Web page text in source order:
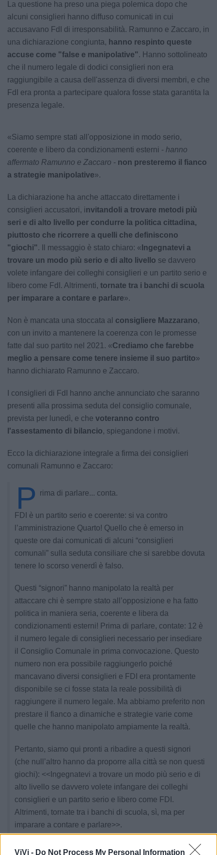
ViVi - Do Not Process My Personal Information
La questione ha preso una piega polemica dopo che
alcuni consiglieri hanno diffuso comunicati in cui
accusavano FdI di irresponsabilità. Ramunno e Zaccaro, in
una dichiarazione congiunta, hanno respinto queste
accuse come "false e manipolative". Hanno sottolineato
che il numero legale di dodici consiglieri non era
raggiungibile a causa dell'assenza di diversi membri, e che
FdI era pronta a partecipare qualora fosse stata garantita la
presenza legale.
«Siamo sempre stati all'opposizione in modo serio,
coerente e libero da condizionamenti esterni - hanno
affermato Ramunno e Zaccaro - non presteremo il fianco
a strategie manipolative».
La dichiarazione ha anche attaccato direttamente i
consiglieri accusatori, invitandoli a trovare metodi più
seri e di alto livello per condurre la politica cittadina,
piuttosto che ricorrere a quelli che definiscono
"giochi". Il messaggio è stato chiaro: « Ingegnatevi a
trovare un modo più serio e di alto livello se davvero
volete infangare dei colleghi consiglieri e un partito serio e
libero come FdI. Altrimenti, tornate tra i banchi di scuola
per imparare a contare e parlare».
Non è mancata una stoccata al consigliere Mazzarano,
con un invito a mantenere la coerenza con le promesse
fatte dal suo partito nel 2021. «Crediamo che farebbe
meglio a pensare come tenere insieme il suo partito»
hanno dichiarato Ramunno e Zaccaro.
I consiglieri di FdI hanno anche annunciato che saranno
presenti alla prossima seduta del consiglio comunale,
prevista per lunedì, e che voteranno contro
l'assestamento di bilancio, spiegandone i motivi.
Ecco la dichiarazione integrale a firma dei consiglieri
comunali Ramunno e Zaccaro:
P rima di parlare... conta.
FDI è un partito serio e coerente: si va contro
l’amministrazione Quarto! Quello che è emerso in
queste ore dai comunicati di alcuni “consiglieri
comunali” sulla seduta consiliare che si sarebbe dovuta
tenere lo scorso venerdì è falso.
Questi “signori” hanno manipolato la realtà per
attaccare chi è sempre stato all’opposizione e ha fatto
politica in maniera seria, coerente e libera da
condizionamenti esterni! Prima di parlare, contate: 12 è
il numero legale di consiglieri necessario per insediare
il Consiglio Comunale in prima convocazione. Questo
numero non era possibile raggiungerlo poiché
mancavano diversi consiglieri e FDI era prontamente
disponibile se ci fosse stata la reale possibilità di
raggiungere il numero legale. Ma abbiamo preferito non
prestare il fianco a dinamiche e strategie varie come
quelle che hanno manipolato ampiamente la realtà.
Pertanto, siamo qui pronti a ribadire a questi signori
(che null’altro hanno da proporre alla città se non questi
giochi): <<Ingegnatevi a trovare un modo più serio e di
alto livello se davvero volete infangare dei colleghi
consiglieri e un partito serio e libero come FDI.
Altrimenti, tornate tra i banchi di scuola, sì, ma per
imparare a contare e parlare>>.
Per Mazzarano, invece, crediamo che farebbe meglio a